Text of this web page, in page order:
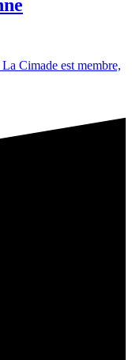
Cimade est membre,